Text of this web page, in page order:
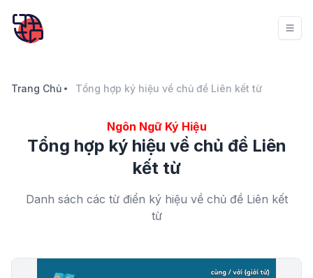
Trang Chủ Tổng hợp ký hiệu về chủ đề Liên kết từ
Ngôn Ngữ Ký Hiệu
Tổng hợp ký hiệu về chủ đề Liên
kết từ
Danh sách các từ điển ký hiệu về chủ đề Liên kết
từ